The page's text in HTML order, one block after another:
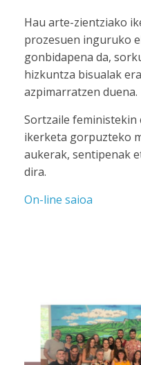
Hau arte-zientziako
prozesuen inguruko
gonbidapena da,
hizkuntza bisualak
azpimarratzen duena.
Sortzaile
ikerketa gorpuzteko
aukerak, sentipenak
dira.
On-line saioa